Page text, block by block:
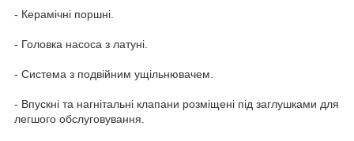
- Керамічні поршні.
- Головка насоса з латуні.
- Система з подвійним ущільнювачем.
- Впускні та нагнітальні клапани розміщені під заглушками для
легшого обслуговування.